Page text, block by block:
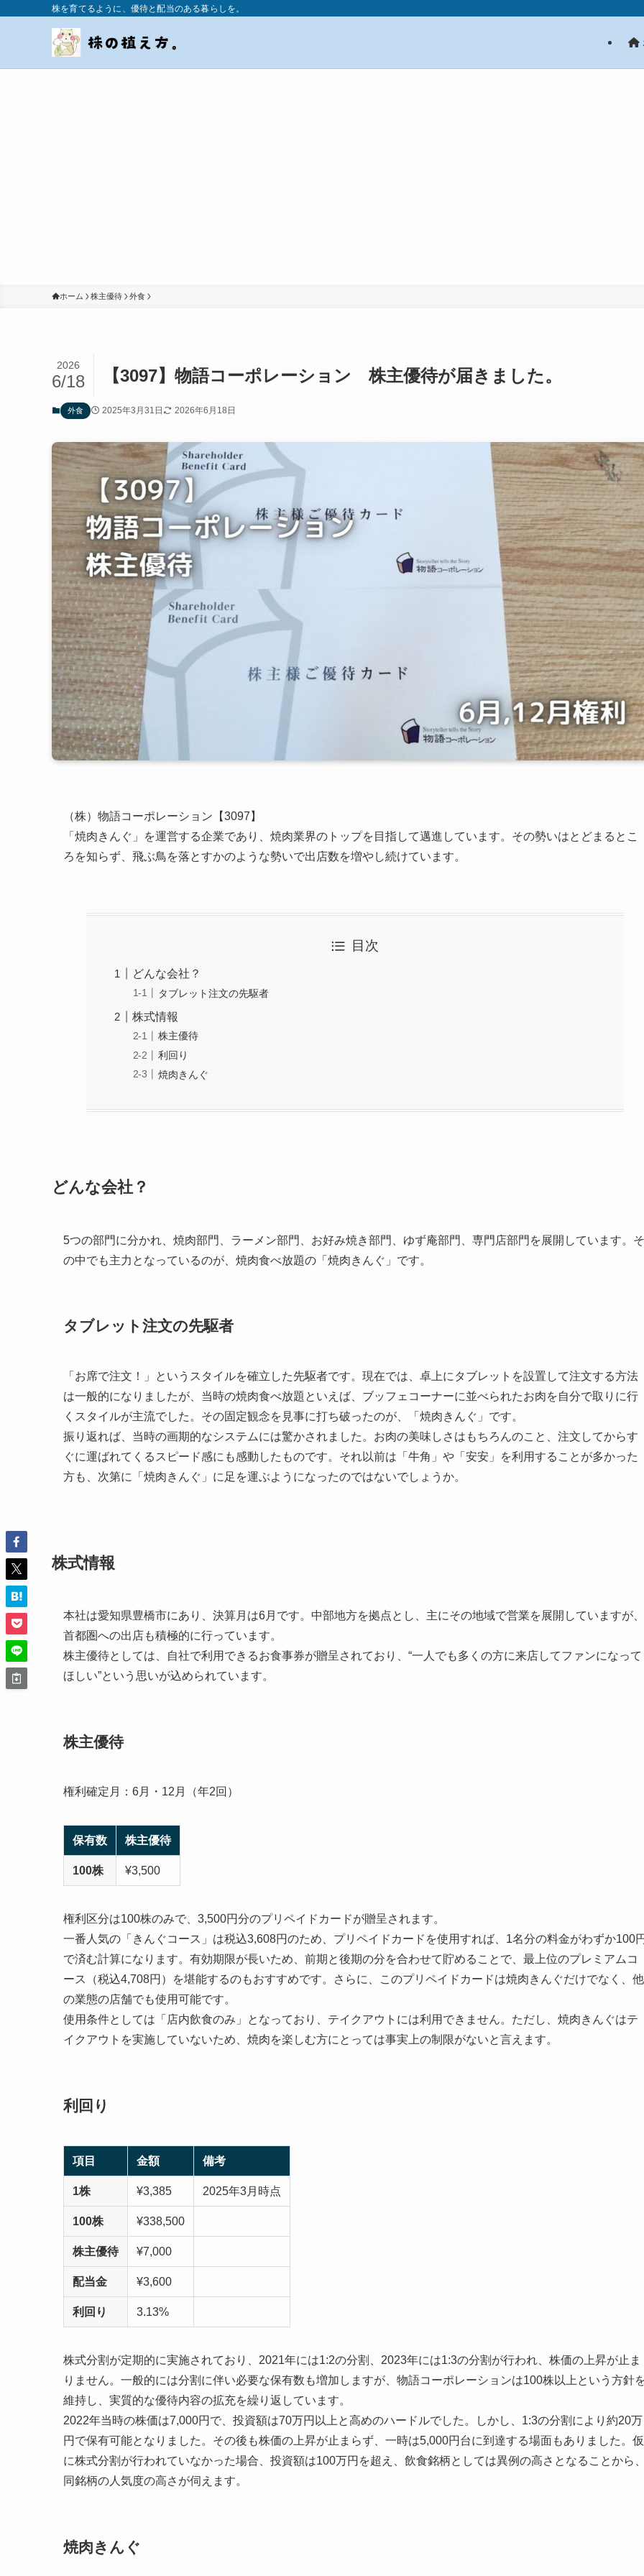
株を育てるように、優待と配当のある暮らしを。
ホーム 株主優待 外食
【3097】物語コーポレーション 株主優待が届きました。
2026
6/18
外食 2025年3月31日 2026年6月18日
（株）物語コーポレーション【3097】
「焼肉きんぐ」を運営する企業であり、焼肉業界のトップを目指して邁進しています。その勢いはとどまるとこ
ろを知らず、飛ぶ鳥を落とすかのような勢いで出店数を増やし続けています。
目次
どんな会社？
タブレット注文の先駆者
株式情報
株主優待
利回り
焼肉きんぐ
どんな会社？
5つの部門に分かれ、焼肉部門、ラーメン部門、お好み焼き部門、ゆず庵部門、専門店部門を展開しています。そ
の中でも主力となっているのが、焼肉食べ放題の「焼肉きんぐ」です。
タブレット注文の先駆者
「お席で注文！」というスタイルを確立した先駆者です。現在では、卓上にタブレットを設置して注文する方法
は一般的になりましたが、当時の焼肉食べ放題といえば、ブッフェコーナーに並べられたお肉を自分で取りに行
くスタイルが主流でした。その固定観念を見事に打ち破ったのが、「焼肉きんぐ」です。
振り返れば、当時の画期的なシステムには驚かされました。お肉の美味しさはもちろんのこと、注文してからす
ぐに運ばれてくるスピード感にも感動したものです。それ以前は「牛角」や「安安」を利用することが多かった
方も、次第に「焼肉きんぐ」に足を運ぶようになったのではないでしょうか。
株式情報
本社は愛知県豊橋市にあり、決算月は6月です。中部地方を拠点とし、主にその地域で営業を展開していますが、
首都圏への出店も積極的に行っています。
株主優待としては、自社で利用できるお食事券が贈呈されており、“一人でも多くの方に来店してファンになって
ほしい”という思いが込められています。
株主優待
権利確定月：6月・12月（年2回）
保有数 株主優待
100株 ¥3,500
権利区分は100株のみで、3,500円分のプリペイドカードが贈呈されます。
一番人気の「きんぐコース」は税込3,608円のため、プリペイドカードを使用すれば、1名分の料金がわずか100
で済む計算になります。有効期限が長いため、前期と後期の分を合わせて貯めることで、最上位のプレミアムコ
ース（税込4,708円）を堪能するのもおすすめです。さらに、このプリペイドカードは焼肉きんぐだけでなく、他
の業態の店舗でも使用可能です。
使用条件としては「店内飲食のみ」となっており、テイクアウトには利用できません。ただし、焼肉きんぐはテ
イクアウトを実施していないため、焼肉を楽しむ方にとっては事実上の制限がないと言えます。
利回り
項目 金額 備考
1株 ¥3,385 2025年3月時点
100株 ¥338,500
株主優待 ¥7,000
配当金 ¥3,600
利回り 3.13%
株式分割が定期的に実施されており、2021年には1:2の分割、2023年には1:3の分割が行われ、株価の上昇が止ま
りません。一般的には分割に伴い必要な保有数も増加しますが、物語コーポレーションは100株以上という方針
維持し、実質的な優待内容の拡充を繰り返しています。
2022年当時の株価は7,000円で、投資額は70万円以上と高めのハードルでした。しかし、1:3の分割により約20万
円で保有可能となりました。その後も株価の上昇が止まらず、一時は5,000円台に到達する場面もありました。仮
に株式分割が行われていなかった場合、投資額は100万円を超え、飲食銘柄としては異例の高さとなることから
同銘柄の人気度の高さが伺えます。
焼肉きんぐ